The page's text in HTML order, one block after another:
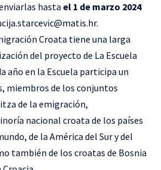
hasta el 1 de marzo 2024
.
Croata tiene una larga
del proyecto de La Escuela
año en la Escuela participa un
miembros de los conjuntos
de la emigración,
nacional croata de los países
de la América del Sur y del
también de los croatas de Bosnia